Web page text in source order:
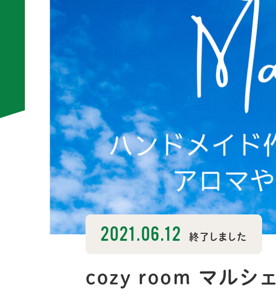
2021.06.12 終了しました
cozy room マルシェ